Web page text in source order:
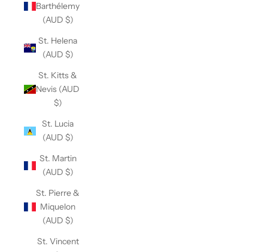
Barthélemy
(AUD $)
St. Helena
(AUD $)
St. Kitts &
Nevis (AUD
$)
St. Lucia
(AUD $)
St. Martin
(AUD $)
St. Pierre &
Miquelon
(AUD $)
St. Vincent